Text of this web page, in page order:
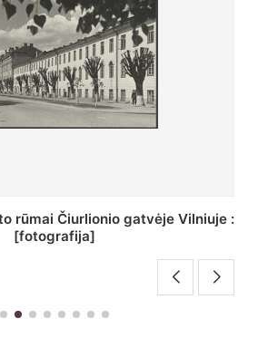
J. Pilsudskio kolegija :
[fotografija]